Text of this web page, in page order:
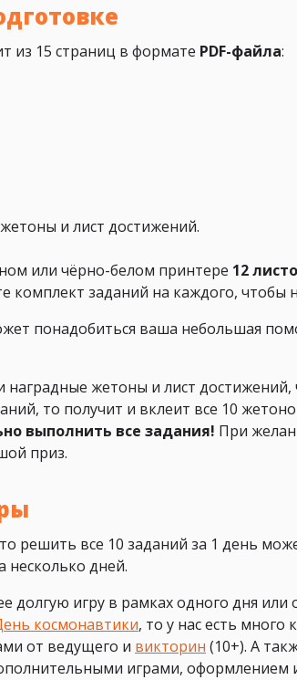
из 15 страниц в формате PDF-файла:
и лист достижений.
или чёрно-белом принтере 12
комплект заданий на каждого, чтобы
понадобиться ваша небольшая
жетоны и лист достижений,
то получит и вклеит все 10
выполнить все задания! При
приз.
решить все 10 заданий за 1 день
несколько дней.
долгую игру в рамках одного дня
космонавтики, то у нас есть много
от ведущего и викторин (10+). А
играми, оформлением